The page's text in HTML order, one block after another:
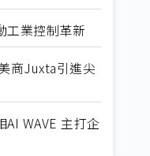
工業控制革新
商Juxta引進尖
WAVE 主打企